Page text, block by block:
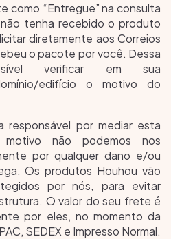
como “Entregue” na consulta
tenha recebido o produto
diretamente aos Correios
o pacote por você. Dessa
verificar em sua
edifício o motivo do
responsável por mediar esta
não podemos nos
por qualquer dano e/ou
Os produtos Houhou vão
por nós, para evitar
O valor do seu frete é
por eles, no momento da
SEDEX e Impresso Normal.